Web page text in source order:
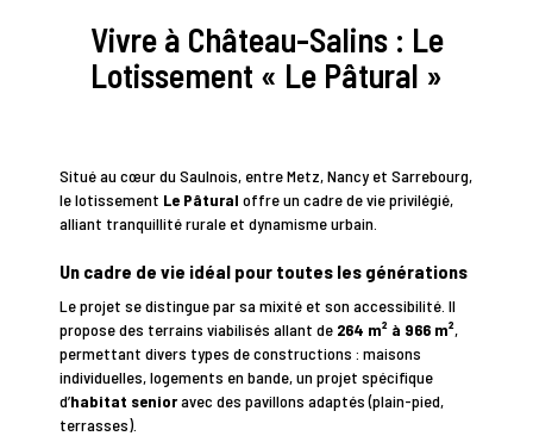
Vivre à Château-Salins : Le
Lotissement « Le Pâtural »
Situé au cœur du Saulnois, entre Metz, Nancy et Sarrebourg,
le lotissement Le Pâtural offre un cadre de vie privilégié,
alliant tranquillité rurale et dynamisme urbain.
Un cadre de vie idéal pour toutes les générations
Le projet se distingue par sa mixité et son accessibilité. Il
propose des terrains viabilisés allant de 264 m² à 966 m²,
permettant divers types de constructions : maisons
individuelles, logements en bande, un projet spécifique
d’habitat senioravec des pavillons adaptés (plain-pied,
terrasses).